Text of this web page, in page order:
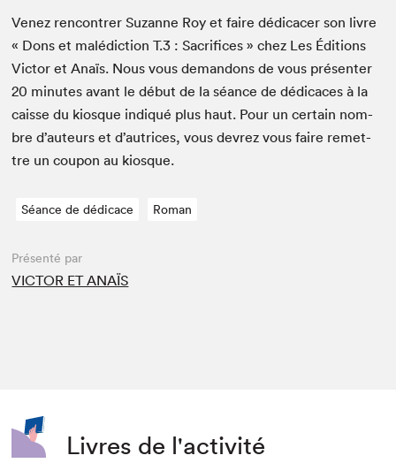
Venez ren­con­tr­er Suzanne Roy et faire dédi­cac­er son livre
« Dons et malé­dic­tion T.3 : Sac­ri­fices » chez Les Édi­tions
Vic­tor et Anaïs. Nous vous deman­dons de vous présen­ter
20 min­utes avant le début de la séance de dédi­caces à la
caisse du kiosque indiqué plus haut. Pour un cer­tain nom­
bre d’auteurs et d’autrices, vous devrez vous faire remet­
tre un coupon au kiosque.
Séance de dédicace Roman
Présenté par
VICTOR ET ANAÏS
Livres de l'activité